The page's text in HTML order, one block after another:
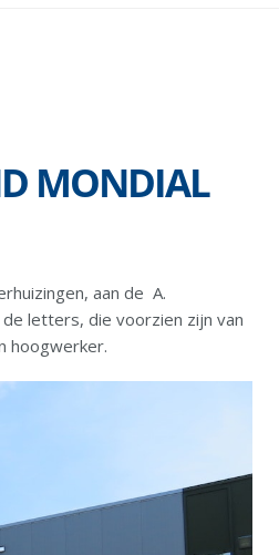
MONDIAL
aan de A.
letters, die voorzien zijn van
hoogwerker.